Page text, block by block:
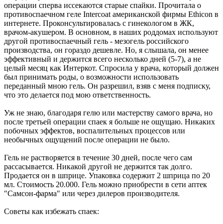
операции сперва иссекаются старые спайки. Прочитала о
противоспаечном геле Intercoat американской фирмы Ethicon в
интернете. Проконсультировалась с гинекологом в ЖК,
врачом-акушером. В основном, в наших роддомах используют
другой противоспаечный гель - мезогель российского
производства, он гораздо дешевле. Но, я слышала, он менее
эффективный и держится всего несколько дней (5-7), а не
целый месяц как Интеркот. Спросила у врача, который должен
был принимать роды, о возможности использовать
переданный мною гель. Он разрешил, взяв с меня подписку,
что это делается под мою ответственность.
Уж не знаю, благодаря гелю или мастерству самого врача, но
после третьей операции спаек я больше не ощущаю. Никаких
побочных эффектов, воспалительных процессов или
необычных ощущений после операции не было.
Гель не растворяется в течение 30 дней, после чего сам
рассасывается. Никакой другой не держится так долго.
Продается он в шприце. Упаковка содержит 2 шприца по 20
мл. Стоимость 20.000. Гель можно приобрести в сети аптек
"Самсон-фарма" или через дилеров производителя.
Советы как избежать спаек: